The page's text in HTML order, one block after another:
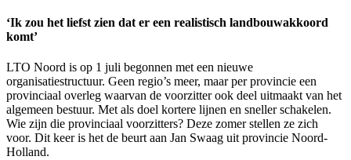
‘Ik zou het liefst zien dat er een realistisch landbouwakkoord
komt’
LTO Noord is op 1 juli begonnen met een nieuwe
organisatiestructuur. Geen regio’s meer, maar per provincie een
provinciaal overleg waarvan de voorzitter ook deel uitmaakt van het
algemeen bestuur. Met als doel kortere lijnen en sneller schakelen.
Wie zijn die provinciaal voorzitters? Deze zomer stellen ze zich
voor. Dit keer is het de beurt aan Jan Swaag uit provincie Noord-
Holland.